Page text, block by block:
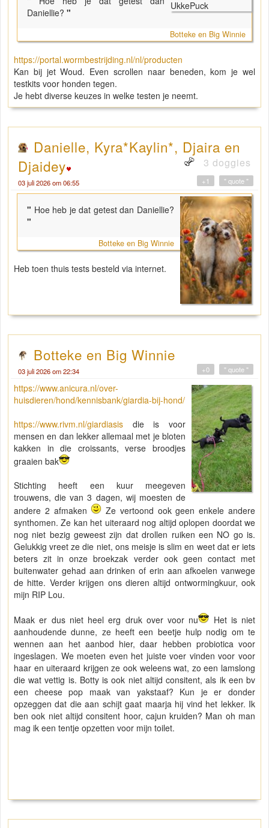
Daniellie? "
Botteke en Big Winnie
https://portal.wormbestrijding.nl/nl/producten
Kan bij jet Woud. Even scrollen naar beneden, kom je wel
testkits voor honden tegen.
Je hebt diverse keuzes in welke testen je neemt.
Danielle, Kyra*Kaylin*, Djaira en
Djaidey
3 doggies
03 juli 2026 om 06:55 " quote "
+1
" Hoe heb je dat getest dan Daniellie?
"
Botteke en Big Winnie
Heb toen thuis tests besteld via internet.
Botteke en Big Winnie
03 juli 2026 om 22:34 " quote "
+0
https://www.anicura.nl/over-
huisdieren/hond/kennisbank/giardia-bij-hond/
https://www.rivm.nl/giardiasis die is voor
mensen en dan lekker allemaal met je bloten
kakken in die croissants, verse broodjes
graaien bak
Stichting heeft een kuur meegeven
trouwens, die van 3 dagen, wij moesten de
andere 2 afmaken
Ze vertoond ook geen enkele andere
synthomen. Ze kan het uiteraard nog altijd oplopen doordat we
nog niet bezig geweest zijn dat drollen ruiken een NO go is.
Gelukkig vreet ze die niet, ons meisje is slim en weet dat er iets
beters zit in onze broekzak verder ook geen contact met
buitenwater gehad aan drinken of erin aan afkoelen vanwege
de hitte. Verder krijgen ons dieren altijd ontwormingkuur, ook
mijn RIP Lou.
Maak er dus niet heel erg druk over voor nu
Het is niet
aanhoudende dunne, ze heeft een beetje hulp nodig om te
wennen aan het aanbod hier, daar hebben probiotica voor
ingeslagen. We moeten even het juiste voer vinden voor voor
haar en uiteraard krijgen ze ook weleens wat, zo een lamslong
die wat vettig is. Botty is ook niet altijd consitent, als ik een bv
een cheese pop maak van yakstaaf? Kun je er donder
opzeggen dat die aan schijt gaat maarja hij vind het lekker. Ik
ben ook niet altijd consitent hoor, cajun kruiden? Man oh man
mag ik een tentje opzetten voor mijn toilet.